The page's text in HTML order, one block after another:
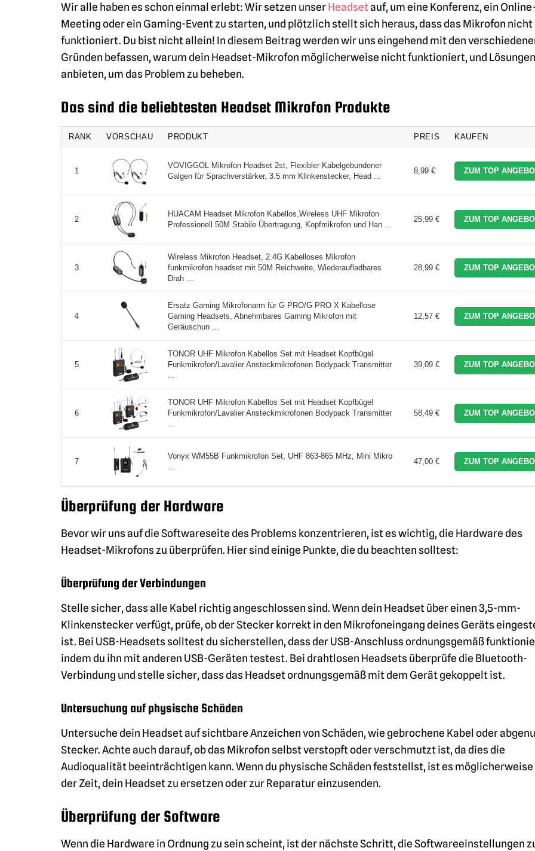
Wir alle haben es schon einmal erlebt: Wir setzen unserHeadsetauf, um eine Konferenz, ein
Meeting oder ein Gaming-Event zu starten, und plötzlich stellt sich heraus, dass das Mikrofon nicht
funktioniert. Du bist nicht allein! In diesem Beitrag werden wir uns eingehend mit den
Gründen befassen, warum dein Headset-Mikrofon möglicherweise nicht funktioniert, und Lösungen
anbieten, um das Problem zu beheben.
Das sind die beliebtesten Headset Mikrofon Produkte
RANK VORSCHAU PRODUKT PREIS KAUFEN
1
VOVIGGOL Mikrofon Headset 2st, Flexibler Kabelgebundener
Galgen für Sprachverstärker, 3.5 mm Klinkenstecker, Head ...
8,99 € ZUM TOP
2
HUACAM Headset Mikrofon Kabellos,Wireless UHF Mikrofon
Professionell 50M Stabile Übertragung, Kopfmikrofon und Han ...
25,99 € ZUM TOP
3
Wireless Mikrofon Headset, 2.4G Kabelloses Mikrofon
funkmikrofon headset mit 50M Reichweite, Wiederaufladbares
Drah ...
28,99 € ZUM TOP
4
Ersatz Gaming Mikrofonarm für G PRO/G PRO X Kabellose
Gaming Headsets, Abnehmbares Gaming Mikrofon mit
Geräuschun ...
12,57 € ZUM TOP
5
TONOR UHF Mikrofon Kabellos Set mit Headset Kopfbügel
Funkmikrofon/Lavalier Ansteckmikrofonen Bodypack Transmitter
...
39,09 € ZUM TOP
6
TONOR UHF Mikrofon Kabellos Set mit Headset Kopfbügel
Funkmikrofon/Lavalier Ansteckmikrofonen Bodypack Transmitter
...
58,49 € ZUM TOP
7
Vonyx WM55B Funkmikrofon Set, UHF 863-865 MHz, Mini Mikro
...
47,00 € ZUM TOP
Überprüfung der Hardware
Bevor wir uns auf die Softwareseite des Problems konzentrieren, ist es wichtig, die Hardware des
Headset-Mikrofons zu überprüfen. Hier sind einige Punkte, die du beachten solltest:
Überprüfung der Verbindungen
Stelle sicher, dass alle Kabel richtig angeschlossen sind. Wenn dein Headset über einen 3,5-mm-
Klinkenstecker verfügt, prüfe, ob der Stecker korrekt in den Mikrofoneingang deines Geräts
ist. Bei USB-Headsets solltest du sicherstellen, dass der USB-Anschluss ordnungsgemäß
indem du ihn mit anderen USB-Geräten testest. Bei drahtlosen Headsets überprüfe die Bluetooth-
Verbindung und stelle sicher, dass das Headset ordnungsgemäß mit dem Gerät gekoppelt ist.
Untersuchung auf physische Schäden
Untersuche dein Headset auf sichtbare Anzeichen von Schäden, wie gebrochene Kabel oder
Stecker. Achte auch darauf, ob das Mikrofon selbst verstopft oder verschmutzt ist, da dies die
Audioqualität beeinträchtigen kann. Wenn du physische Schäden feststellst, ist es möglicherweise
der Zeit, dein Headset zu ersetzen oder zur Reparatur einzusenden.
Überprüfung der Software
Wenn die Hardware in Ordnung zu sein scheint, ist der nächste Schritt, die Softwareeinstellungen